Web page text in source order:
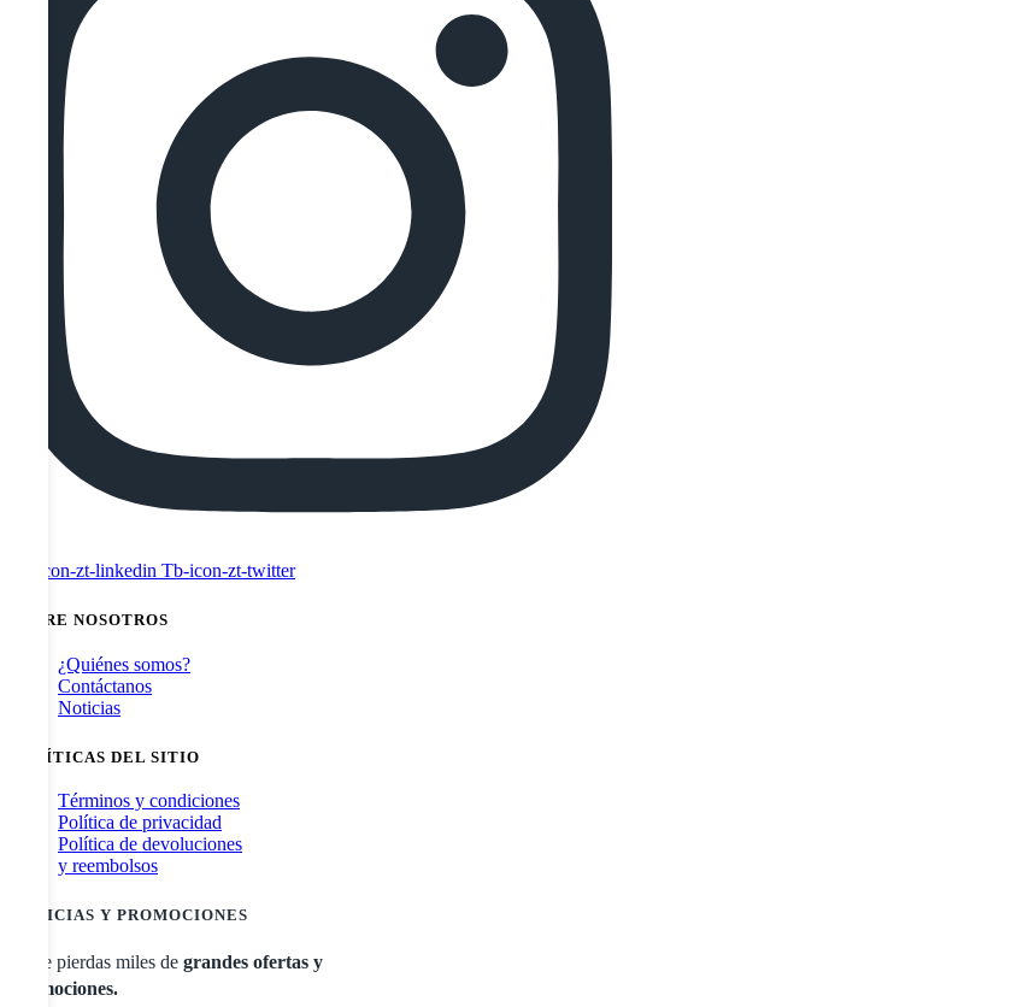
Tb-icon-zt-linkedin Tb-icon-zt-twitter
SOBRE NOSOTROS
¿Quiénes somos?
Contáctanos
Noticias
POLÍTICAS DEL SITIO
Términos y condiciones
Política de privacidad
Política de devoluciones
y reembolsos
NOTICIAS Y PROMOCIONES
No te pierdas miles de grandes ofertas y
promociones.